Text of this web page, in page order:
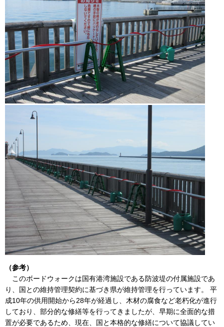
（参考）
このボードウォークは国有港湾施設である防波堤の付属施設であ
り、国との維持管理契約に基づき県が維持管理を行っています。 平
成10年の供用開始から28年が経過し、木材の腐食など老朽化が進行
しており、部分的な修繕等を行ってきましたが、早期に全面的な措
置が必要であるため、現在、国と本格的な修繕について協議してい